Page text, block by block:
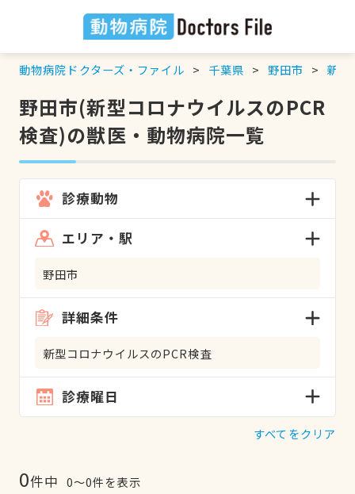
動物病院ドクターズ・ファイル 千葉県 野田市 新型
野田市(新型コロナウイルスのPCR
検査)の獣医・動物病院一覧
診療動物
エリア・駅
野田市
詳細条件
新型コロナウイルスのPCR検査
診療曜日
すべてをクリア
0件中 0〜0件を表示